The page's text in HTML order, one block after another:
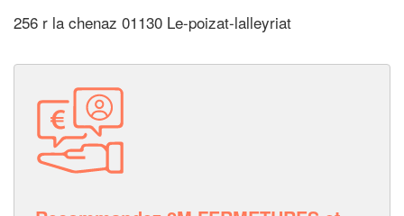
256 r la chenaz 01130 Le-poizat-lalleyriat